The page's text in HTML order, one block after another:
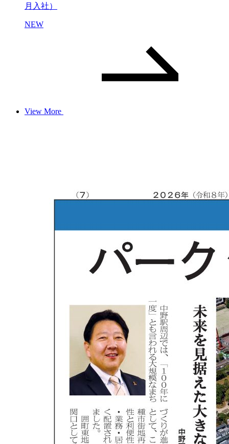
月入社）
NEW
View More